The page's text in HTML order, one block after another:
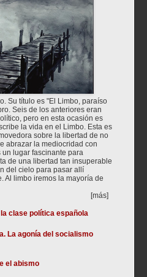
Su título es "El Limbo, paraíso
Seis de los anteriores eran
pero en esta ocasión es
la vida en el Limbo. Esta es
sobre la libertad de no
abrazar la mediocridad con
lugar fascinante para
de una libertad tan insuperable
del cielo para pasar allí
Al limbo iremos la mayoría de
[más]
clase política española
La agonía del socialismo
el abismo